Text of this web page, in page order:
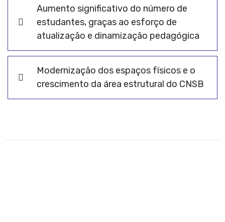
Aumento significativo do número de
estudantes, graças ao esforço de
atualização e dinamização pedagógica
Modernização dos espaços físicos e o
crescimento da área estrutural do CNSB